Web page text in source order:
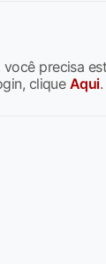
precisa
clique Aqui.